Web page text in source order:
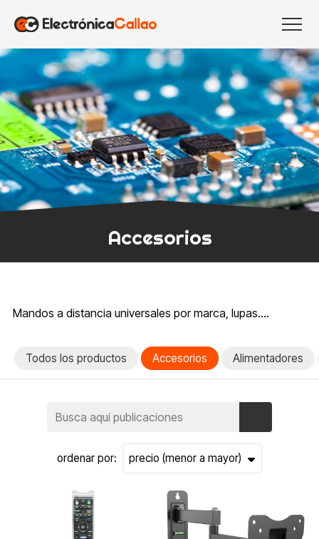
Accesorios
Mandos a distancia universales por marca, lupas....
Todos los productos Accesorios Alimentadores
ordenar por: